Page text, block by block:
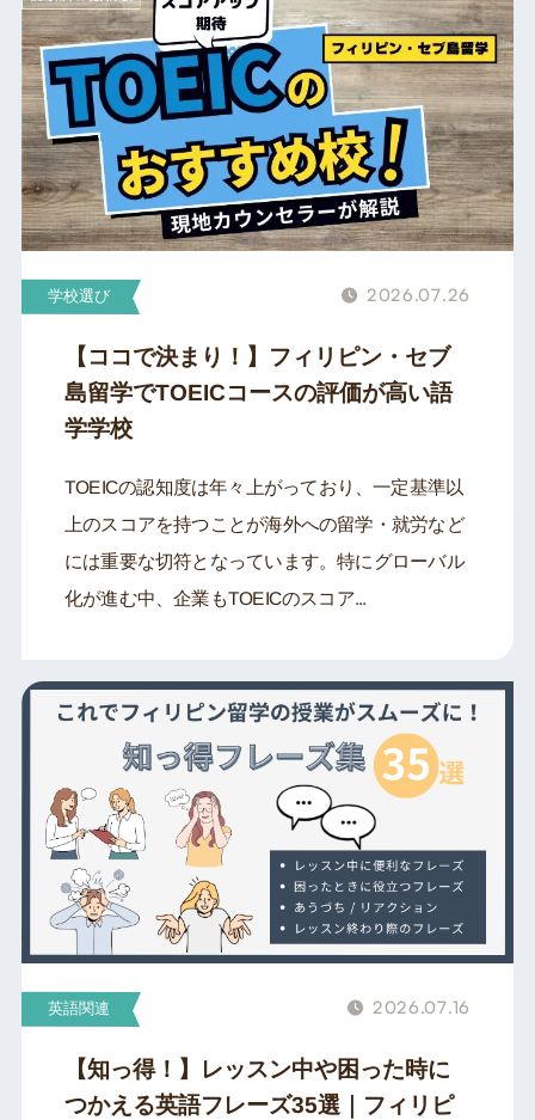
学校選び 2026.07.26
【ココで決まり！】フィリピン・セブ
島留学でTOEICコースの評価が高い語
学学校
TOEICの認知度は年々上がっており、一定基準以
上のスコアを持つことが海外への留学・就労など
には重要な切符となっています。特にグローバル
化が進む中、企業もTOEICのスコア...
英語関連 2026.07.16
【知っ得！】レッスン中や困った時に
つかえる英語フレーズ35選｜フィリピ